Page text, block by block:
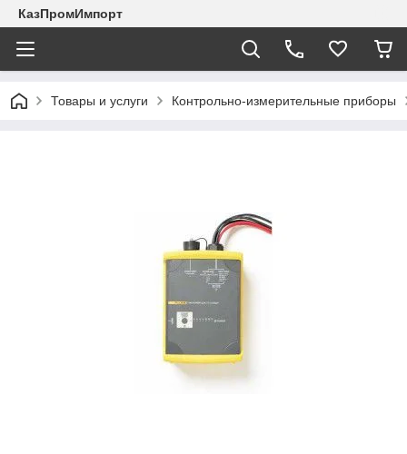
КазПромИмпорт
Товары и услуги Контрольно-измерительные приборы